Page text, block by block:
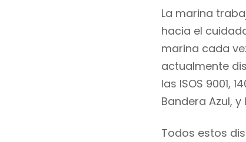
La marina
hacia el
marina cada
actualmente
las ISOS 9001,
Bandera Azul,
Todos estos